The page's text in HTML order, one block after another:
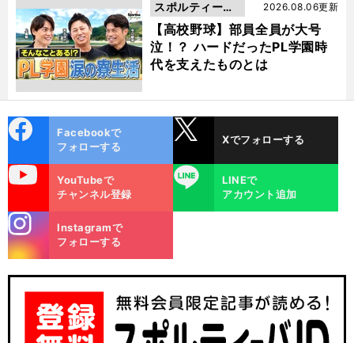
【高校野球】部員全員が大号
泣！？ ハードだったPL学園時
代を支えたものとは
2026.08.06更新
スポルティーバ
動画
ok
Facebookで
フォローする
Xでフォローする
YouTubeで
チャンネル登録
LINE
LINEで
アカウント追加
m
Instagramで
フォローする